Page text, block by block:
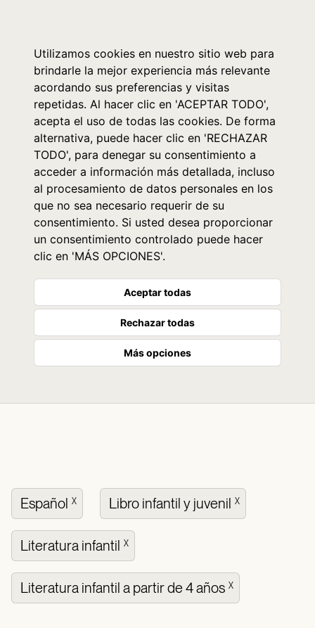
Utilizamos cookies en nuestro sitio web para
brindarle la mejor experiencia más relevante
acordando sus preferencias y visitas
repetidas. Al hacer clic en 'ACEPTAR TODO',
acepta el uso de todas las cookies. De forma
alternativa, puede hacer clic en 'RECHAZAR
TODO', para denegar su consentimiento a
acceder a información más detallada, incluso
al procesamiento de datos personales en los
que no sea necesario requerir de su
consentimiento. Si usted desea proporcionar
un consentimiento controlado puede hacer
clic en 'MÁS OPCIONES'.
Aceptar todas
Rechazar todas
Más opciones
Español X Libro infantil y juvenil X
Literatura infantil X
Literatura infantil a partir de 4 años X